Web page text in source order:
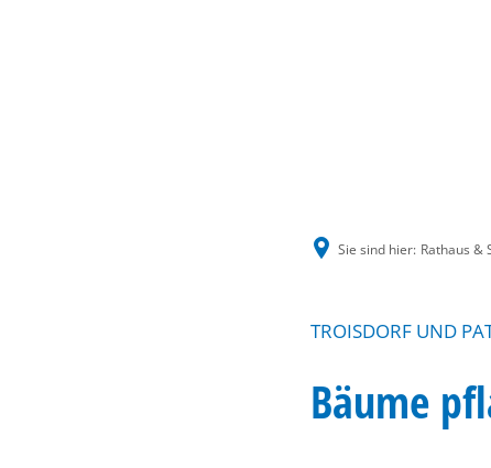
Sie sind hier: Rathaus &
TROISDORF UND
Bäume